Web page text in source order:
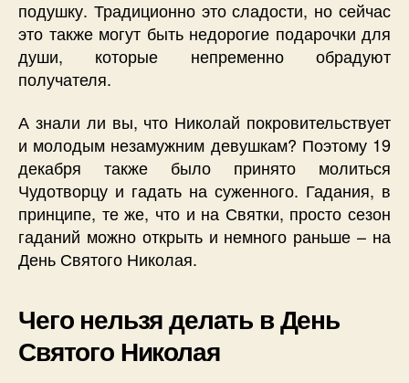
подушку. Традиционно это сладости, но сейчас
это также могут быть недорогие подарочки для
души, которые непременно обрадуют
получателя.
А знали ли вы, что Николай покровительствует
и молодым незамужним девушкам? Поэтому 19
декабря также было принято молиться
Чудотворцу и гадать на суженного. Гадания, в
принципе, те же, что и на Святки, просто сезон
гаданий можно открыть и немного раньше – на
День Святого Николая.
Чего нельзя делать в День
Святого Николая